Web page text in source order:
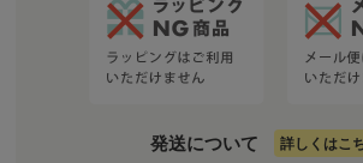
発送について 詳しくはこ